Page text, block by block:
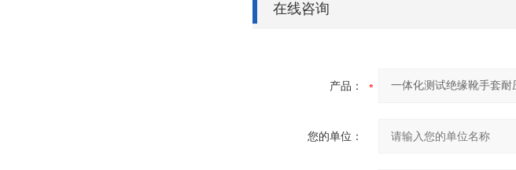
在线咨询
产品：
您的单位：